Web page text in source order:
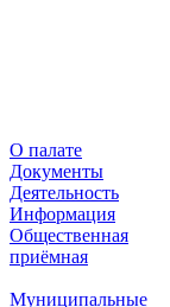
О палате
Документы
Деятельность
Информация
Общественная
приёмная
Муниципальные